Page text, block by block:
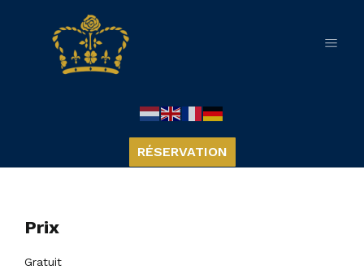
RÉSERVATION
Prix
Gratuit